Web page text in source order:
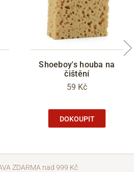
Shoeboy's houba na
čištění
59 Kč
DOKOUPIT
ZDARMA nad 999 Kč